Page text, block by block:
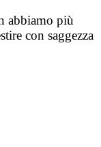
abbiamo più
con saggezza